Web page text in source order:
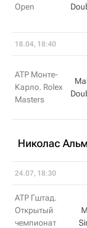
Open
18.04, 18:40
ATP Монте-
Карло. Rolex
Masters
Николас
24.07, 18:30
ATP Гштад.
Открытый
чемпионат